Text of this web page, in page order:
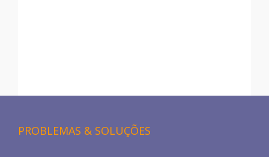
PROBLEMAS & SOLUÇÕES